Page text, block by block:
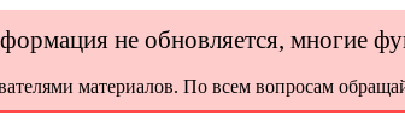
не обновляется, многие
материалов. По всем вопросам